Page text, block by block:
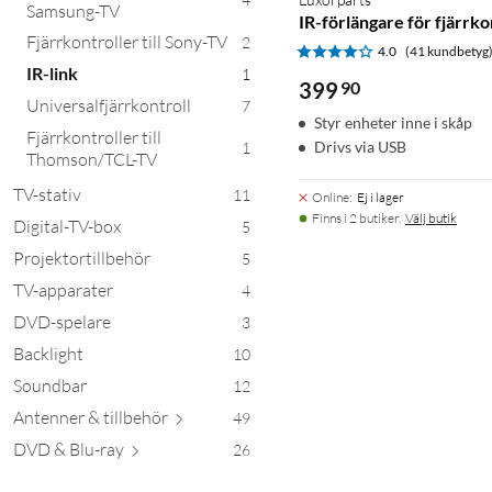
Samsung-TV
Fjärrkontroller till Sony-TV 2
IR-link 1
Universalfjärrkontroll 7
Fjärrkontroller till
Thomson/TCL-TV
1
TV-stativ 11
Digital-TV-box 5
Projektortillbehör 5
TV-apparater 4
DVD-spelare 3
Backlight 10
Soundbar 12
Antenner & tillbehör 49
DVD & Blu-ray 26
IR-förlängare för
4.0 (41 kundbetyg)
399 90
Styr enheter inne i skåp
Drivs via USB
Online: Ej i lager
Finns i 2 butiker. Välj butik